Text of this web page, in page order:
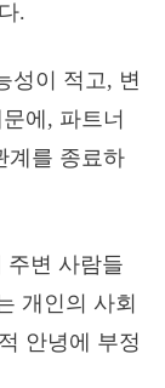
.
성이 적고, 변
에, 파트너
계를 종료하
주변 사람들
개인의 사회
안녕에 부정